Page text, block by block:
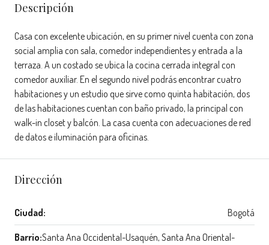
Descripción
Casa con excelente ubicación, en su primer nivel cuenta con zona
social amplia con sala, comedor independientes y entrada a la
terraza. A un costado se ubica la cocina cerrada integral con
comedor auxiliar. En el segundo nivel podrás encontrar cuatro
habitaciones y un estudio que sirve como quinta habitación, dos
de las habitaciones cuentan con baño privado, la principal con
walk-in closet y balcón. La casa cuenta con adecuaciones de red
de datos e iluminación para oficinas.
Dirección
Ciudad: Bogotá
Barrio:Santa Ana Occidental-Usaquén, Santa Ana Oriental-